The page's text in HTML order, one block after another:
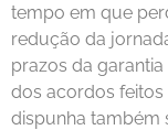
tempo em que
redução da
prazos da
dos acordos feitos
dispunha também